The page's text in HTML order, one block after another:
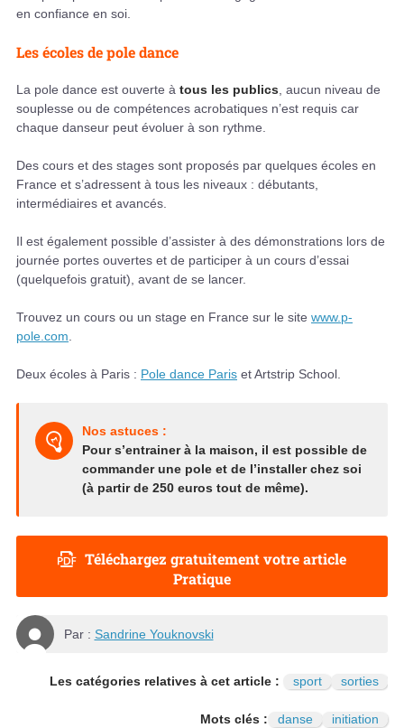
en confiance en soi.
Les écoles de pole dance
La pole dance est ouverte à tous les publics , aucun niveau de
souplesse ou de compétences acrobatiques n’est requis car
chaque danseur peut évoluer à son rythme.
Des cours et des stages sont proposés par quelques écoles en
France et s’adressent à tous les niveaux : débutants,
intermédiaires et avancés.
Il est également possible d’assister à des démonstrations lors de
journée portes ouvertes et de participer à un cours d’essai
(quelquefois gratuit), avant de se lancer.
Trouvez un cours ou un stage en France sur le site www.p-
pole.com
Deux écoles à Paris : Pole dance Paris et Artstrip School.
Nos astuces :
Pour s’entrainer à la maison, il est possible de
commander une pole et de l’installer chez soi
(à partir de 250 euros tout de même).
Téléchargez gratuitement votre article
Pratique
Par : Sandrine Youknovski
Les catégories relatives à cet article : sport sorties
Mots clés : danse initiation